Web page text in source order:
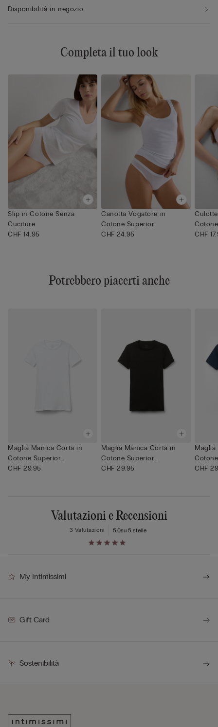
Disponibilità in negozio
Completa il tuo look
Slip in Cotone Senza
Cuciture
CHF 14.95
Canotta Vogatore in
Cotone Superior
CHF 24.95
Cotone
CHF
Potrebbero piacerti anche
Maglia Manica Corta in
Cotone Superior
Elasticizza...
CHF 29.95
Maglia Manica Corta in
Cotone Superior
Elasticizza...
CHF 29.95 CHF
Valutazioni e Recensioni
5.0su 5 stelle
3 Valutazioni
My Intimissimi
Gift Card
Sostenibilità